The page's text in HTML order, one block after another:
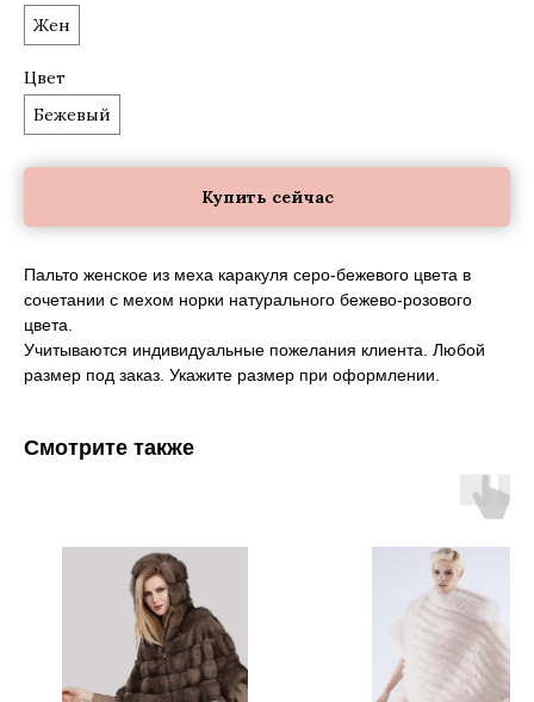
Жен
Цвет
Бежевый
Купить сейчас
Пальто женское из меха каракуля серо-бежевого цвета в
сочетании с мехом норки натурального бежево-розового
цвета.
Учитываются индивидуальные пожелания клиента. Любой
размер под заказ. Укажите размер при оформлении.
Смотрите также